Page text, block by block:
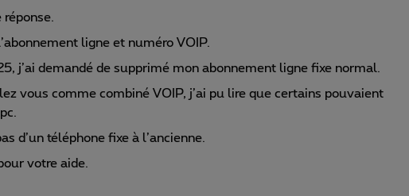
ligne et numéro VOIP.
j’ai demandé de supprimé mon abonnement ligne fixe normal.
vous comme combiné VOIP, j’ai pu lire que certains pouvaient
d’un téléphone fixe à l’ancienne.
votre aide.